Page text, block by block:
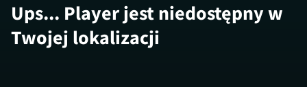
Ups... Player jest niedostępny w
Twojej lokalizacji